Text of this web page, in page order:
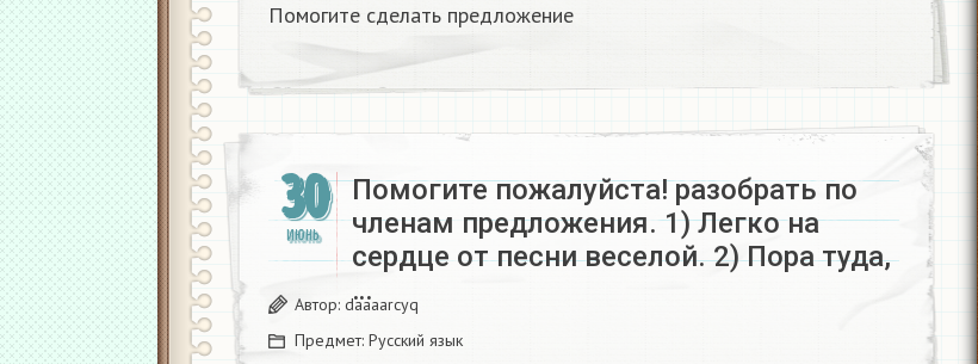
Помогите сделать предложение​
30
ИЮНЬ
Помогите пожалуйста! разобрать по
членам предложения. 1) Легко на
сердце от песни веселой. 2) Пора туда,
…
Автор: daaaarcyq
Предмет: Русский язык